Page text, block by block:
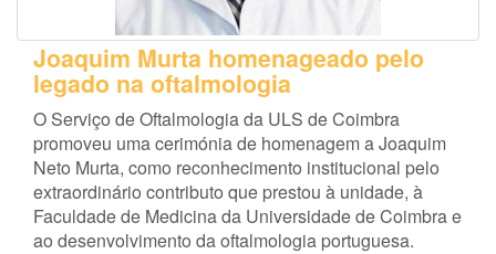
Joaquim Murta homenageado pelo
legado na oftalmologia
O Serviço de Oftalmologia da ULS de Coimbra
promoveu uma cerimónia de homenagem a Joaquim
Neto Murta, como reconhecimento institucional pelo
extraordinário contributo que prestou à unidade, à
Faculdade de Medicina da Universidade de Coimbra e
ao desenvolvimento da oftalmologia portuguesa.